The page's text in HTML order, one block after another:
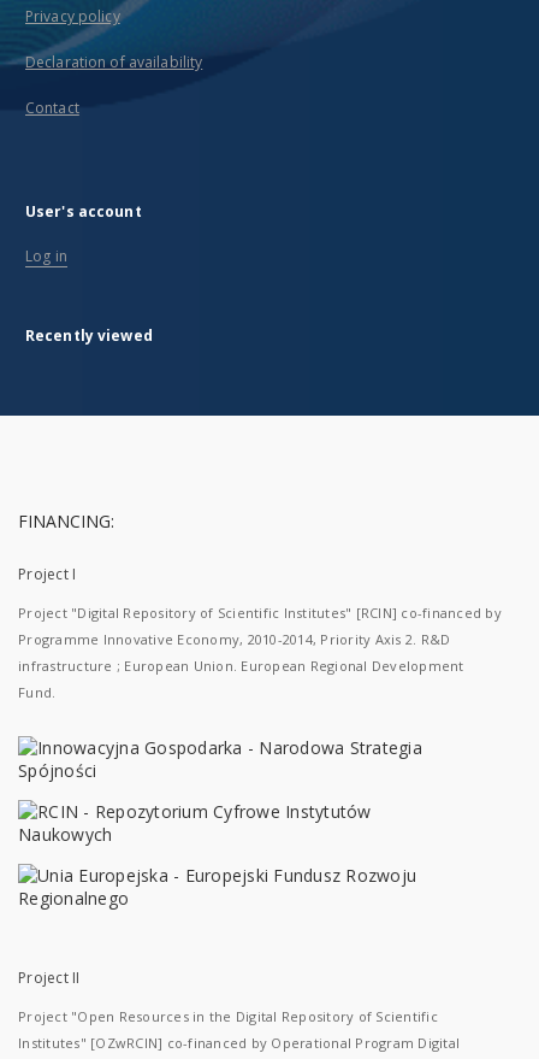
Privacy policy
Declaration of availability
Contact
User's account
Log in
Recently viewed
FINANCING:
Project I
Project "Digital Repository of Scientific Institutes" [RCIN] co-financed by
Programme Innovative Economy, 2010-2014, Priority Axis 2. R&D
infrastructure ; European Union. European Regional Development
Fund.
Project II
Project "Open Resources in the Digital Repository of Scientific
Institutes" [OZwRCIN] co-financed by Operational Program Digital